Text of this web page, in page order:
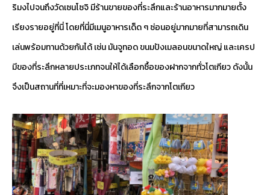
ริมงไปจนถึงวัดเซนโซจิ มีร้านขายของที่ระลึกและร้านอาหารมากมายตั้ง
เรียงรายอยู่ที่นี่ โดยที่นี่มีเมนูอาหารเด็ด ๆ ซ่อนอยู่มากมายที่สามารถเดิน
เล่นพร้อมทานด้วยกันได้ เช่น มันจูทอด ขนมปังเมลอนขนาดใหญ่ และเครป
มีของที่ระลึกหลายประเภทจนให้ได้เลือกซื้อของฝากจากทั่วโตเกียว ดังนั้น
จึงเป็นสถานที่ที่เหมาะที่จะมองหาของที่ระลึกจากโตเกียว